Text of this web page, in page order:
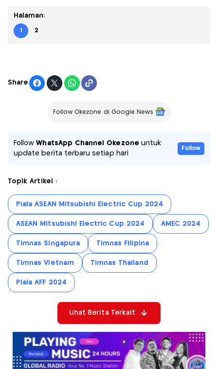
Halaman:
1 2
Share
Follow Okezone di Google News
FollowWhatsApp Channel Okezone untuk
update berita terbaru setiap hari
Follow
Topik Artikel :
Piala ASEAN Mitsubishi Electric Cup 2024
ASEAN Mitsubishi Electric Cup 2024 AMEC 2024
Timnas Singapura Timnas Filipina
Timnas Vietnam Timnas Thailand
Piala AFF 2024
Lihat Berita Terkait